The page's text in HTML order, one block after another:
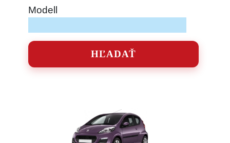
Modell
HĽADAŤ